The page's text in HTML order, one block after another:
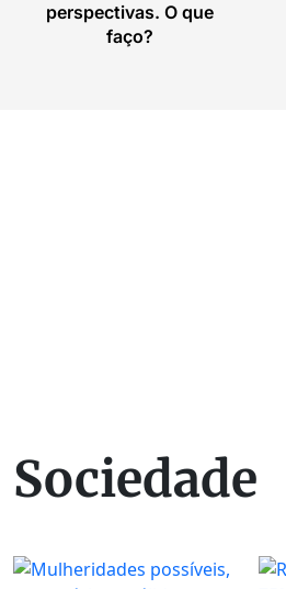
perspectivas. O que
faço?
Sociedade